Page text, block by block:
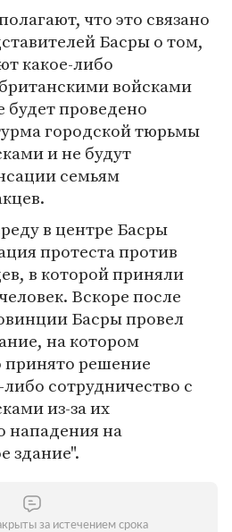
что это связано
Басры о том,
какое-либо
войсками
будет проведено
городской тюрьмы
и не будут
семьям
в центре Басры
протеста против
в которой приняли
Вскоре после
Басры провел
на котором
принято решение
сотрудничество с
из-за их
нападения на
здание".
за истечением срока